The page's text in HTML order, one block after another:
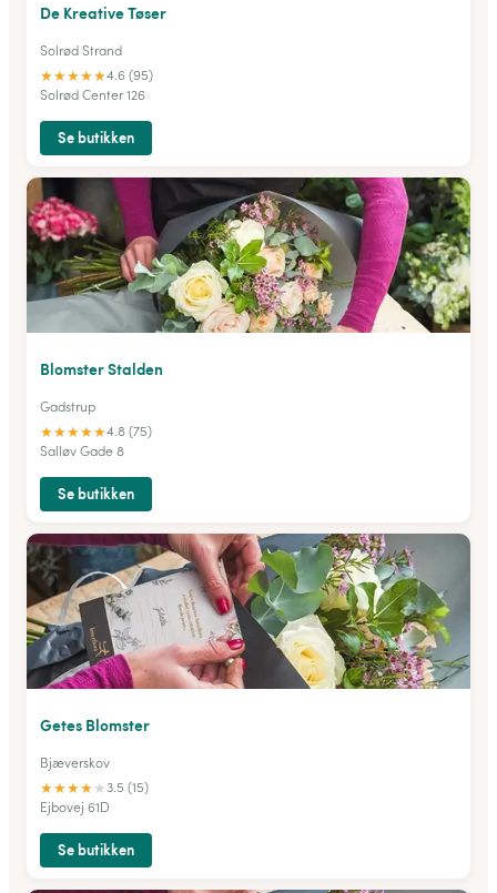
De Kreative Tøser
Solrød Strand
★★★★★4.6 (95)
Solrød Center 126
Se butikken
Blomster Stalden
Gadstrup
★★★★★4.8 (75)
Salløv Gade 8
Se butikken
Getes Blomster
Bjæverskov
★★★★★3.5 (15)
Ejbovej 61D
Se butikken